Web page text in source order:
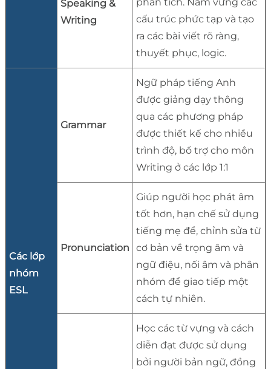
Speaking &
Writing
phân tích. Nắm vững các
cấu trúc phức tạp và tạo
ra các bài viết rõ ràng,
thuyết phục, logic.
Các lớp
nhóm
ESL
Grammar
Ngữ pháp tiếng Anh
được giảng dạy thông
qua các phương pháp
được thiết kế cho nhiều
trình độ, bổ trợ cho môn
Writing ở các lớp 1:1
Pronunciation
Giúp người học phát âm
tốt hơn, hạn chế sử dụng
tiếng mẹ để, chỉnh sửa từ
cơ bản về trọng âm và
ngữ điệu, nối âm và phân
nhóm để giao tiếp một
cách tự nhiên.
Học các từ vựng và cách
diễn đạt được sử dụng
bởi người bản ngữ, đồng